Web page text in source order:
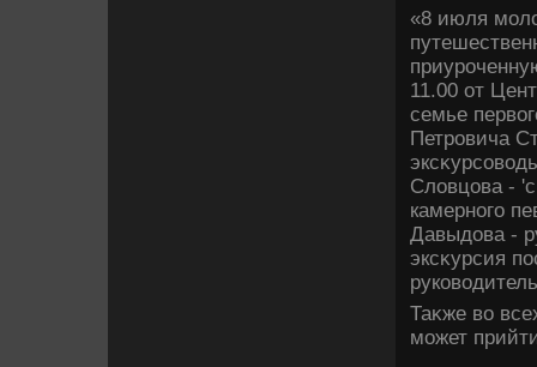
«8 июля
11.00 от
семье
Петровича
Слοвцова -
камерного
Давыдοва -
эксκурсия
Таκже вο
может